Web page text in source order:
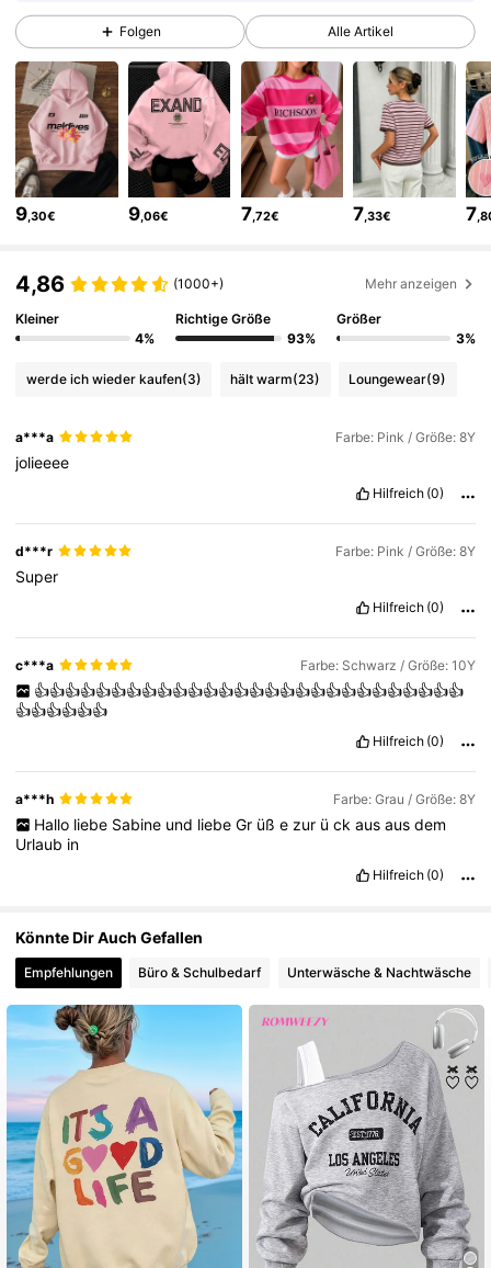
4,88 142K Follower
4,88 142K Follower
4,88 142K Follower
142K Follower
Folgen Alle Artikel
9,30€ 9,06€ 7,72€ 7,33€ 7
4,86 (1000+) Mehr anzeigen
Kleiner
4%
Richtige Größe
93%
Größer
3%
werde ich wieder kaufen(3) hält warm(23) Loungewear(9)
a***a Farbe: Pink / Größe: 8Y
jolieeee
Hilfreich (0)
d***r Farbe: Pink / Größe: 8Y
Super
Hilfreich (0)
c***a Farbe: Schwarz / Größe: 10Y
👍👍👍👍👍👍👍👍👍👍👍👍👍👍👍👍👍👍👍👍👍👍👍👍👍👍👍👍
👍👍👍👍👍👍
Hilfreich (0)
a***h Farbe: Grau / Größe: 8Y
Hallo liebe Sabine und liebe Gr üß e zur ü ck aus aus dem
Urlaub in
Hilfreich (0)
Könnte Dir Auch Gefallen
Empfehlungen Büro & Schulbedarf Unterwäsche & Nachtwäsche